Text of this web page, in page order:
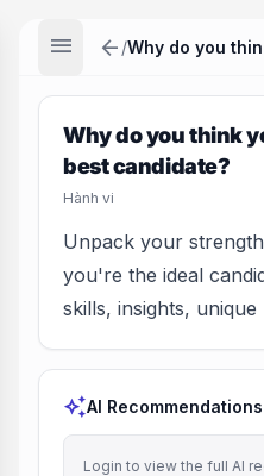
menu arrow_back /
Why do you think
best candidate?
Hành vi
Unpack your
you're the ideal
skills, insights, unique
auto_awesomeAI Recommendations
Login to view the full AI